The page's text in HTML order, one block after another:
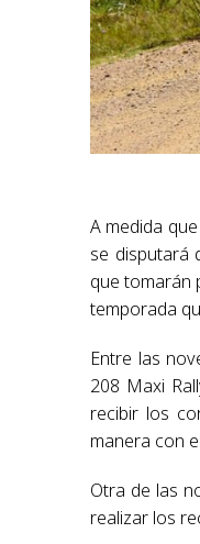
A medida
se disputará
que tomarán
temporada
Entre las
208 Maxi
recibir los
manera con
Otra de las
realizar los